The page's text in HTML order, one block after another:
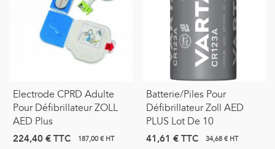
Electrode CPRD Adulte
Pour Défibrillateur ZOLL
AED Plus
224,40 €TTC 187,00 € HT
Batterie/Piles Pour
Défibrillateur Zoll AED
PLUS Lot De 10
41,61 €TTC 34,68 € HT